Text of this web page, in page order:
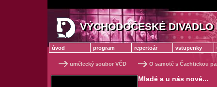
VÝCHODOČESKÉ
VÝCHODOČESKÉ DIVADLO
úvod program repertoár vstupenky
umělecký soubor VČD O samotě s Čachtickou
Mladé a u nás nové...